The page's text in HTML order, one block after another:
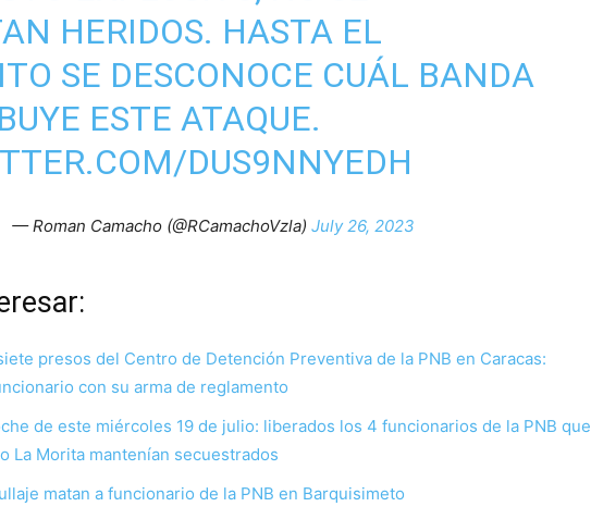
HERIDOS. HASTA EL
SE DESCONOCE CUÁL BANDA
ESTE ATAQUE.
DUS9NNYEDH
— Roman Camacho (@RCamachoVzla) July 26, 2023
presos del Centro de Detención Preventiva de la PNB en Caracas:
con su arma de reglamento
de este miércoles 19 de julio: liberados los 4 funcionarios de la PNB que
La Morita mantenían secuestrados
matan a funcionario de la PNB en Barquisimeto